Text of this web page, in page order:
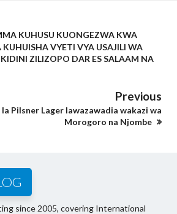
KUHUSU KUONGEZWA KWA
VYETI VYA USAJILI WA
ZILIZOPO DAR ES SALAAM NA
Previous
la Pilsner Lager lawazawadia wakazi wa
Morogoro na Njombe
since 2005, covering International